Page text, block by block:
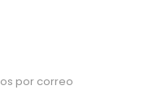
por correo